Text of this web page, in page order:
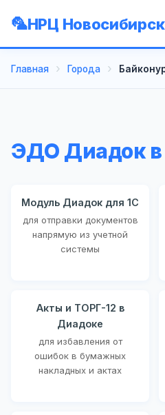
НРЦ
Главная Города
ЭДО Диадок в
Модуль Диадок для 1С
для отправки документов
напрямую из учетной
системы
Акты и ТОРГ-12 в
Диадоке
для избавления от
ошибок в бумажных
накладных и актах